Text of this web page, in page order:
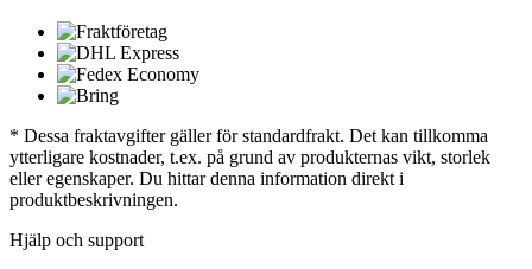
* Dessa fraktavgifter gäller för standardfrakt. Det kan tillkomma
ytterligare kostnader, t.ex. på grund av produkternas vikt, storlek
eller egenskaper. Du hittar denna information direkt i
produktbeskrivningen.
Hjälp och support